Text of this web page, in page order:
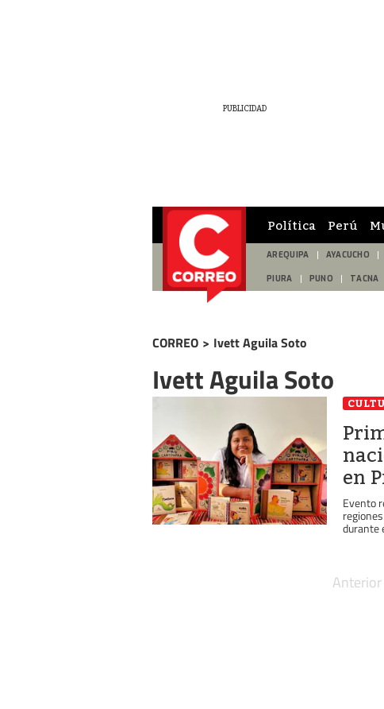
Política Perú
AREQUIPA AYACUCHO
PIURA PUNO TACNA
CORREO > Ivett Aguila Soto
Ivett Aguila Soto
en
Evento
durante
Anterior